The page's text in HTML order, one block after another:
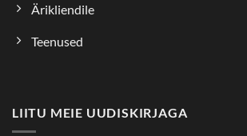
Ärikliendile
Teenused
LIITU MEIE UUDISKIRJAGA